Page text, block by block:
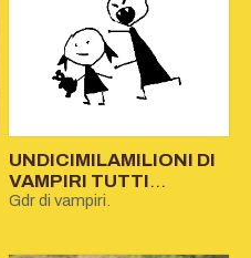
UNDICIMILAMILIONI DI
VAMPIRI TUTTI
ASSIEME CHE
Gdr di vampiri.